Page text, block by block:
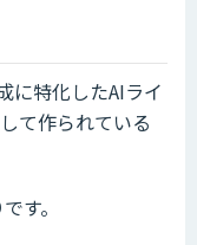
に特化したAIライ
て作られている
す。